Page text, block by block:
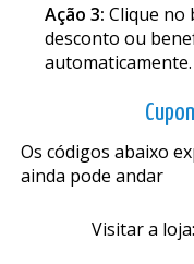
Ação 3: Clique no
desconto ou
automaticamente.
Os códigos abaixo
ainda pode andar
Visitar a